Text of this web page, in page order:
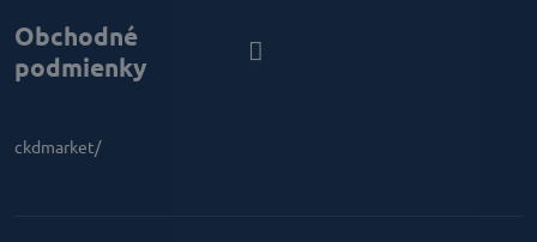
Obchodné
podmienky
ckdmarket/